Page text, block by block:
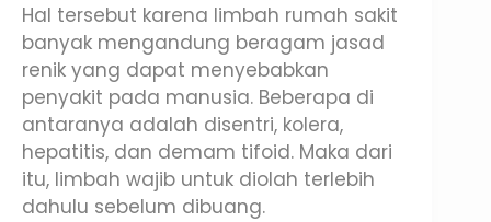
Hal tersebut karena limbah rumah sakit
banyak mengandung beragam jasad
renik yang dapat menyebabkan
penyakit pada manusia. Beberapa di
antaranya adalah disentri, kolera,
hepatitis, dan demam tifoid. Maka dari
itu, limbah wajib untuk diolah terlebih
dahulu sebelum dibuang.